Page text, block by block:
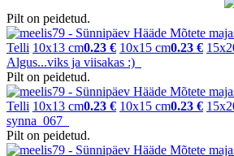
Pilt on peidetud.
Telli 10x13 cm0.23 € 10x15 cm0.23 €
Algus...viks ja viisakas :)
Pilt on peidetud.
Telli 10x13 cm0.23 € 10x15 cm0.23 €
synna_067
Pilt on peidetud.